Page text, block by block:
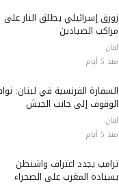
زورق إسرائيلي يطلق النار على
مراكب الصيادين
لبنان
منذ 5 أيام
السفارة الفرنسية في لبنان:
الوقوف إلى جانب الجيش
لبنان
منذ 5 أيام
ترامب يجدد اعتراف واشنطن
بسيادة المغرب على الصحراء